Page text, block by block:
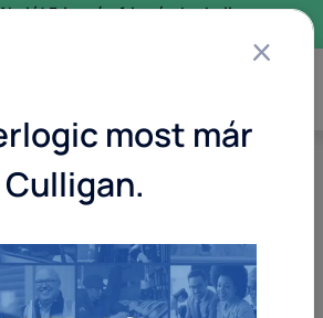
Friss víz, friss árak – ballonos
×
most már
Culligan.